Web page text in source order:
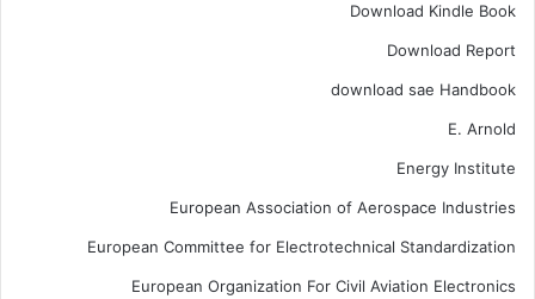
Download Kindle Book
Download Report
download sae Handbook
E. Arnold
Energy Institute
European Association of Aerospace Industries
European Committee for Electrotechnical Standardization
European Organization For Civil Aviation Electronics